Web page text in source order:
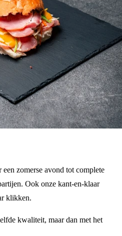
zomerse avond tot complete
Ook onze kant-en-klaar
klikken.
kwaliteit, maar dan met het